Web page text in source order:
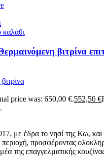
βιτρίνα
price was: 650,00 €.552,50 €
με έδρα το νησί της Κω, και
προσφέροντας
της επαγγελματικής